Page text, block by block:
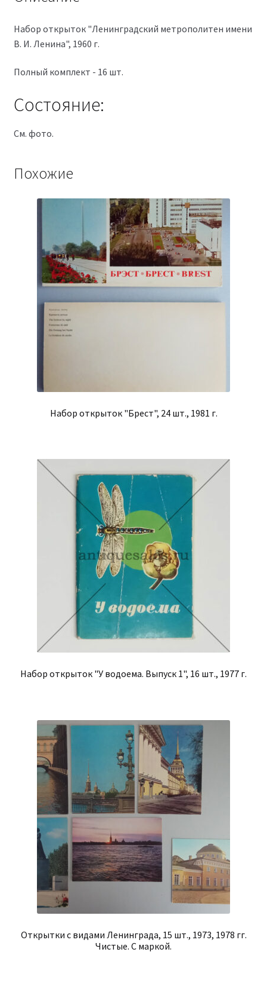
Набор открыток "Ленинградский метрополитен имени
В. И. Ленина", 1960 г.
Полный комплект - 16 шт.
Состояние:
См. фото.
Похожие
Набор открыток "Брест", 24 шт., 1981 г.
Набор открыток "У водоема. Выпуск 1", 16 шт., 1977 г.
Открытки с видами Ленинграда, 15 шт., 1973, 1978 гг.
Чистые. С маркой.